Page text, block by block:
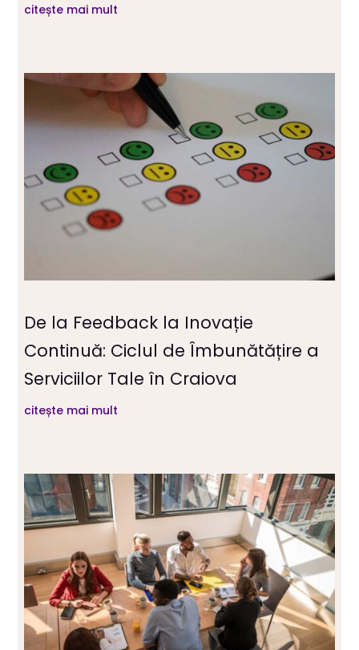
citește mai mult
De la Feedback la Inovație
Continuă: Ciclul de Îmbunătățire a
Serviciilor Tale în Craiova
citește mai mult